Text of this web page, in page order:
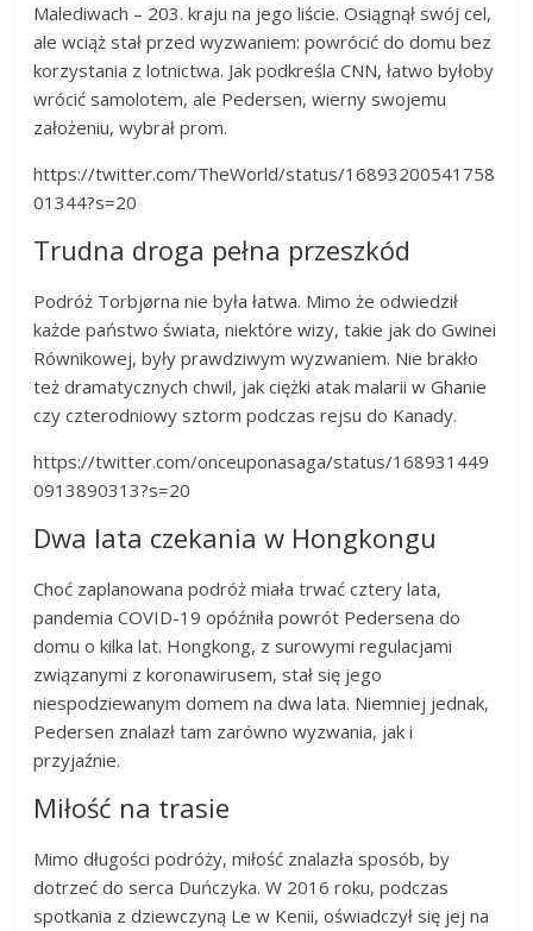
Malediwach – 203. kraju na jego liście. Osiągnął swój cel,
ale wciąż stał przed wyzwaniem: powrócić do domu bez
korzystania z lotnictwa. Jak podkreśla CNN, łatwo byłoby
wrócić samolotem, ale Pedersen, wierny swojemu
założeniu, wybrał prom.
https://twitter.com/TheWorld/status/16893200541758
01344?s=20
Trudna droga pełna przeszkód
Podróż Torbjørna nie była łatwa. Mimo że odwiedził
każde państwo świata, niektóre wizy, takie jak do Gwinei
Równikowej, były prawdziwym wyzwaniem. Nie brakło
też dramatycznych chwil, jak ciężki atak malarii w Ghanie
czy czterodniowy sztorm podczas rejsu do Kanady.
https://twitter.com/onceuponasaga/status/168931449
0913890313?s=20
Dwa lata czekania w Hongkongu
Choć zaplanowana podróż miała trwać cztery lata,
pandemia COVID-19 opóźniła powrót Pedersena do
domu o kilka lat. Hongkong, z surowymi regulacjami
związanymi z koronawirusem, stał się jego
niespodziewanym domem na dwa lata. Niemniej jednak,
Pedersen znalazł tam zarówno wyzwania, jak i
przyjaźnie.
Miłość na trasie
Mimo długości podróży, miłość znalazła sposób, by
dotrzeć do serca Duńczyka. W 2016 roku, podczas
spotkania z dziewczyną Le w Kenii, oświadczył się jej na